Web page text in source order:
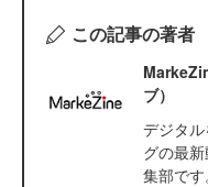
この記事の著者
ブ）
デジタ
グの最
集部です